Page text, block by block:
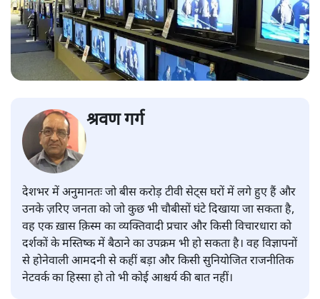
श्रवण गर्ग
देशभर में अनुमानतः जो बीस करोड़ टीवी सेट्स घरों में लगे हुए हैं और
उनके ज़रिए जनता को जो कुछ भी चौबीसों घंटे दिखाया जा सकता है,
वह एक ख़ास क़िस्म का व्यक्तिवादी प्रचार और किसी विचारधारा को
दर्शकों के मस्तिष्क में बैठाने का उपक्रम भी हो सकता है। वह विज्ञापनों
से होनेवाली आमदनी से कहीं बड़ा और किसी सुनियोजित राजनीतिक
नेटवर्क का हिस्सा हो तो भी कोई आश्चर्य की बात नहीं।